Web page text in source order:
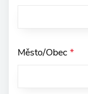
Město/Obec*